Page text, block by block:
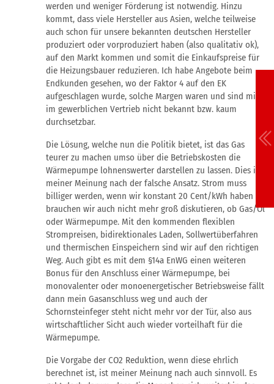
werden und weniger Förderung ist notwendig. Hinzu
kommt, dass viele Hersteller aus Asien, welche teilweise
auch schon für unsere bekannten deutschen Hersteller
produziert oder vorproduziert haben (also qualitativ ok),
auf den Markt kommen und somit die Einkaufspreise für
die Heizungsbauer reduzieren. Ich habe Angebote beim
Endkunden gesehen, wo der Faktor 4 auf den EK
aufgeschlagen wurde, solche Margen waren und sind mir
im gewerblichen Vertrieb nicht bekannt bzw. kaum
durchsetzbar.
Die Lösung, welche nun die Politik bietet, ist das Gas
teurer zu machen umso über die Betriebskosten die
Wärmepumpe lohnenswerter darstellen zu lassen. Dies ist
meiner Meinung nach der falsche Ansatz. Strom muss
billiger werden, wenn wir konstant 20 Cent/kWh haben
brauchen wir auch nicht mehr groß diskutieren, ob Gas/Öl
oder Wärmepumpe. Mit den kommenden flexiblen
Strompreisen, bidirektionales Laden, Sollwertüberfahren
und thermischen Einspeichern sind wir auf den richtigen
Weg. Auch gibt es mit dem §14a EnWG einen weiteren
Bonus für den Anschluss einer Wärmepumpe, bei
monovalenter oder monoenergetischer Betriebsweise fällt
dann mein Gasanschluss weg und auch der
Schornsteinfeger steht nicht mehr vor der Tür, also aus
wirtschaftlicher Sicht auch wieder vorteilhaft für die
Wärmepumpe.
Die Vorgabe der CO2 Reduktion, wenn diese ehrlich
berechnet ist, ist meiner Meinung nach auch sinnvoll. Es